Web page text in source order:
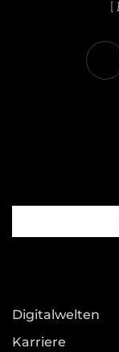
Digitalwelten
Karriere